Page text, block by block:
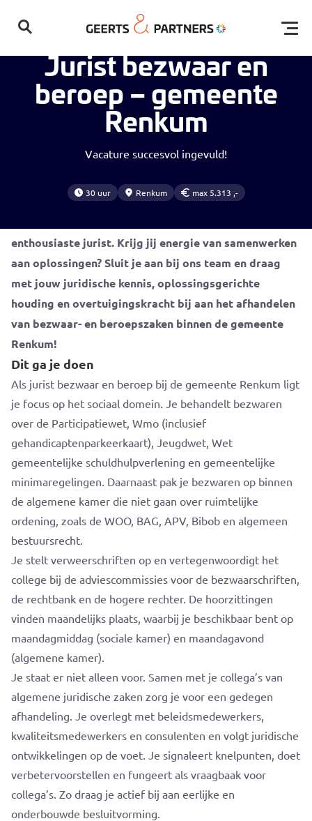
Geen resultaten gevonden
Home Vacatures Jurist bezwaar en beroep – gemeente Renkum
Jurist bezwaar en
beroep – gemeente
Renkum
Vacature succesvol ingevuld!
30 uur Renkum max 5.313 ,-
enthousiaste jurist. Krijg jij energie van samenwerken
aan oplossingen? Sluit je aan bij ons team en draag
met jouw juridische kennis, oplossingsgerichte
houding en overtuigingskracht bij aan het afhandelen
van bezwaar- en beroepszaken binnen de gemeente
Renkum!
Dit ga je doen
Als jurist bezwaar en beroep bij de gemeente Renkum ligt
je focus op het sociaal domein. Je behandelt bezwaren
over de Participatiewet, Wmo (inclusief
gehandicaptenparkeerkaart), Jeugdwet, Wet
gemeentelijke schuldhulpverlening en gemeentelijke
minimaregelingen. Daarnaast pak je bezwaren op binnen
de algemene kamer die niet gaan over ruimtelijke
ordening, zoals de WOO, BAG, APV, Bibob en algemeen
bestuursrecht.
Je stelt verweerschriften op en vertegenwoordigt het
college bij de adviescommissies voor de bezwaarschriften,
de rechtbank en de hogere rechter. De hoorzittingen
vinden maandelijks plaats, waarbij je beschikbaar bent op
maandagmiddag (sociale kamer) en maandagavond
(algemene kamer).
Je staat er niet alleen voor. Samen met je collega’s van
algemene juridische zaken zorg je voor een gedegen
afhandeling. Je overlegt met beleidsmedewerkers,
kwaliteitsmedewerkers en consulenten en volgt juridische
ontwikkelingen op de voet. Je signaleert knelpunten, doet
verbetervoorstellen en fungeert als vraagbaak voor
collega’s. Zo draag je actief bij aan eerlijke en
onderbouwde besluitvorming.